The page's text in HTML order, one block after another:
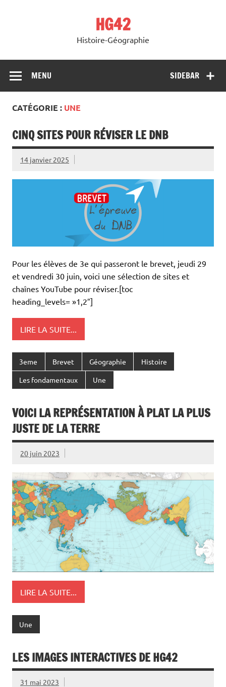
HG42
Histoire-Géographie
SIDEBAR
MENU
CATÉGORIE : UNE
CINQ SITES POUR RÉVISER LE DNB
14 janvier 2025
Pour les élèves de 3e qui passeront le brevet, jeudi 29
et vendredi 30 juin, voici une sélection de sites et
chaînes YouTube pour réviser.[toc
heading_levels= »1,2″]
LIRE LA SUITE...
3eme Brevet Géographie Histoire
Les fondamentaux Une
VOICI LA REPRÉSENTATION À PLAT LA PLUS
JUSTE DE LA TERRE
20 juin 2023
LIRE LA SUITE...
Une
LES IMAGES INTERACTIVES DE HG42
31 mai 2023